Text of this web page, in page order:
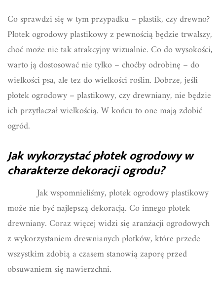
Co sprawdzi się w tym przypadku – plastik, czy drewno?
Płotek ogrodowy plastikowy z pewnością będzie trwalszy,
choć może nie tak atrakcyjny wizualnie. Co do wysokości,
warto ją dostosować nie tylko – choćby odrobinę – do
wielkości psa, ale tez do wielkości roślin. Dobrze, jeśli
płotek ogrodowy – plastikowy, czy drewniany, nie będzie
ich przytłaczał wielkością. W końcu to one mają zdobić
ogród.
Jak wykorzystać płotek ogrodowy w
charakterze dekoracji ogrodu?
Jak wspomnieliśmy, płotek ogrodowy plastikowy
może nie być najlepszą dekoracją. Co innego płotek
drewniany. Coraz więcej widzi się aranżacji ogrodowych
z wykorzystaniem drewnianych płotków, które przede
wszystkim zdobią a czasem stanowią zaporę przed
obsuwaniem się nawierzchni.